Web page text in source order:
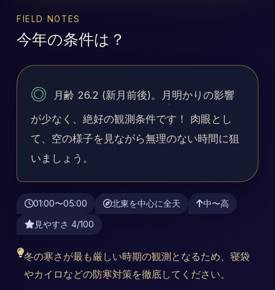
FIELD NOTES
今年の条件は？
◎
月齢 26.2 (新月前後)。月明かりの影響
が少なく、絶好の観測条件です！ 肉眼とし
て、空の様子を見ながら無理のない時間に狙
いましょう。
01:00〜05:00 北東を中心に全天
中〜高
見やすさ 4/100
冬の寒さが最も厳しい時期の観測となるため、寝袋
やカイロなどの防寒対策を徹底してください。